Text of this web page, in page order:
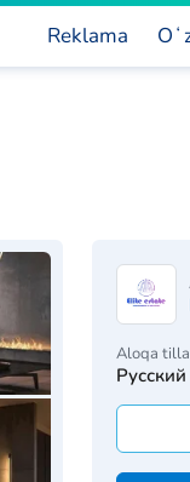
Reklama
Aloqa
Русский